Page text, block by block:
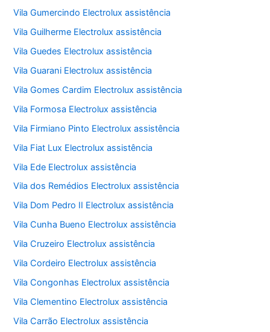
Vila Gumercindo Electrolux assistência
Vila Guilherme Electrolux assistência
Vila Guedes Electrolux assistência
Vila Guarani Electrolux assistência
Vila Gomes Cardim Electrolux assistência
Vila Formosa Electrolux assistência
Vila Firmiano Pinto Electrolux assistência
Vila Fiat Lux Electrolux assistência
Vila Ede Electrolux assistência
Vila dos Remédios Electrolux assistência
Vila Dom Pedro II Electrolux assistência
Vila Cunha Bueno Electrolux assistência
Vila Cruzeiro Electrolux assistência
Vila Cordeiro Electrolux assistência
Vila Congonhas Electrolux assistência
Vila Clementino Electrolux assistência
Vila Carrão Electrolux assistência